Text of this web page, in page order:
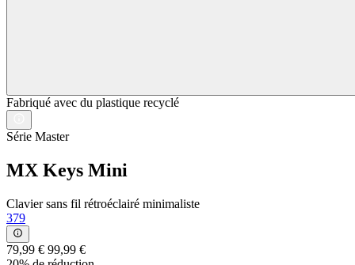
Fabriqué avec du plastique recyclé
Série Master
MX Keys Mini
Clavier sans fil rétroéclairé minimaliste
379
79,99 € 99,99 €